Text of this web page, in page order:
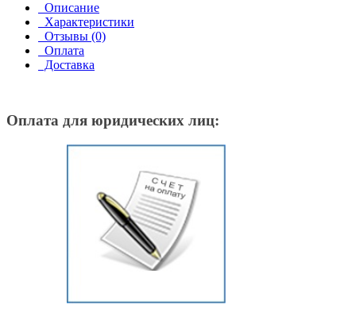
Описание
Характеристики
Отзывы (0)
Оплата
Доставка
Оплата для юридических лиц: